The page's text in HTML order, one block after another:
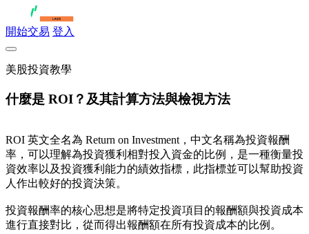
開始交易 登入
美股投資教學
什麼是 ROI？及其計算方法與檢視方法
ROI 英文全名為 Return on Investment，中文名稱為投資報酬
率，可以理解為投資獲利相對投入資金的比例，是一種衡量投
資效率以及投資獲利能力的績效指標，此指標並可以幫助投資
人作出較好的投資決策。
投資報酬率的核心思想是將特定投資項目的報酬額與投資成本
進行直接對比，從而得出報酬額在所有投資成本的比例。